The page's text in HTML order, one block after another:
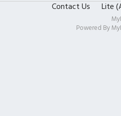
Contact Us Lite
Powered By